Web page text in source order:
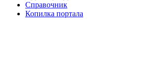
Справочник
Копилка портала